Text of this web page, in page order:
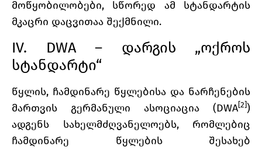
მოწყობილობები, სწორედ ამ სტანდარტის
მკაცრი დაცვითაა შექმნილი.
IV. DWA – დარგის „ოქროს
სტანდარტი“
წყლის, ჩამდინარე წყლებისა და ნარჩენების
მართვის გერმანული ასოციაცია (DWA[2])
ადგენს სახელმძღვანელოებს, რომლებიც
ჩამდინარე წყლების შესახებ